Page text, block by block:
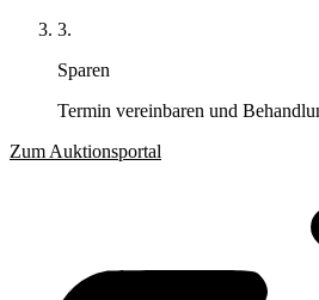
3.
Sparen
Termin vereinbaren und
Zum Auktionsportal